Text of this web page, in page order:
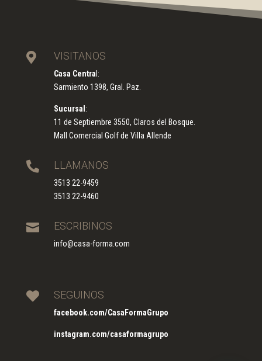
 VISITANOS
Casa Centra l:
Sarmiento 1398, Gral. Paz.
Sucursal :
11 de Septiembre 3550, Claros del Bosque.
Mall Comercial Golf de Villa Allende
 LLAMANOS
3513 22-9459
3513 22-9460
 ESCRIBINOS
info@casa-forma.com
 SEGUINOS
facebook.com/CasaFormaGrupo
instagram.com/casaformagrupo